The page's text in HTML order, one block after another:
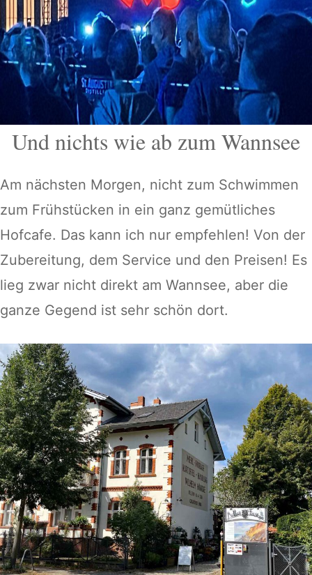
Und nichts wie ab zum Wannsee
Am nächsten Morgen, nicht zum Schwimmen
zum Frühstücken in ein ganz gemütliches
Hofcafe. Das kann ich nur empfehlen! Von der
Zubereitung, dem Service und den Preisen! Es
lieg zwar nicht direkt am Wannsee, aber die
ganze Gegend ist sehr schön dort.